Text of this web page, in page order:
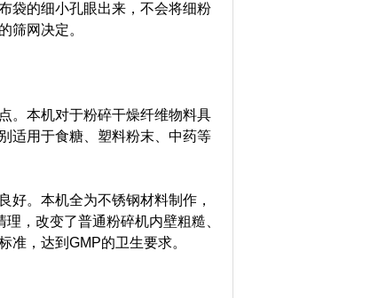
袋的细小孔眼出来，不会将细粉
筛网决定。
本机对于粉碎干燥纤维物料具
适用于食糖、塑料粉末、中药等
。本机全为不锈钢材料制作，
，改变了普通粉碎机内壁粗糙、
准，达到GMP的卫生要求。